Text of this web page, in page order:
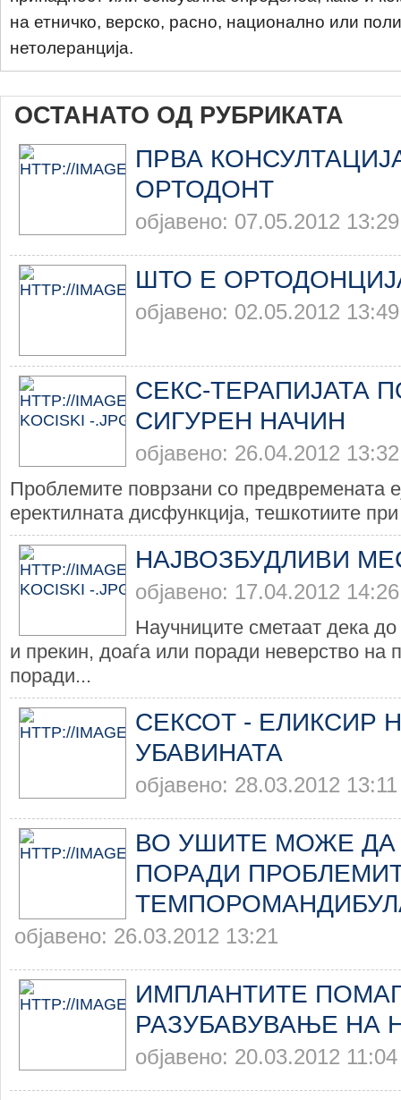
на етничко, верско, расно, национално или
нетолеранција.
ОСТАНАТО ОД РУБРИКАТА
ПРВА
ОРТОДОНТ
објавено: 07.05.2012 13:29
ШТО Е
објавено: 02.05.2012 13:49
СЕКС-ТЕРАПИЈАТА
СИГУРЕН НАЧИН
објавено: 26.04.2012 13:32
Проблемите поврзани со предвремената
еректилната дисфункција, тешкотиите
НАЈВОЗБУДЛИВИ
објавено: 17.04.2012 14:26
Научниците сметаат дека
и прекин, доаѓа или поради неверство на
поради...
СЕКСОТ - ЕЛИКСИР
УБАВИНАТА
објавено: 28.03.2012 13:11
ВО УШИТЕ МОЖЕ ДА
ПОРАДИ
објавено: 26.03.2012 13:21
ИМПЛАНТИТЕ
РАЗУБАВУВАЊЕ НА
објавено: 20.03.2012 11:04